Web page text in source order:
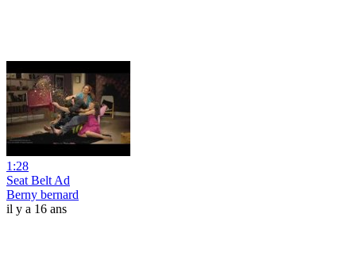
1:28
Seat Belt Ad
Berny bernard
il y a 16 ans